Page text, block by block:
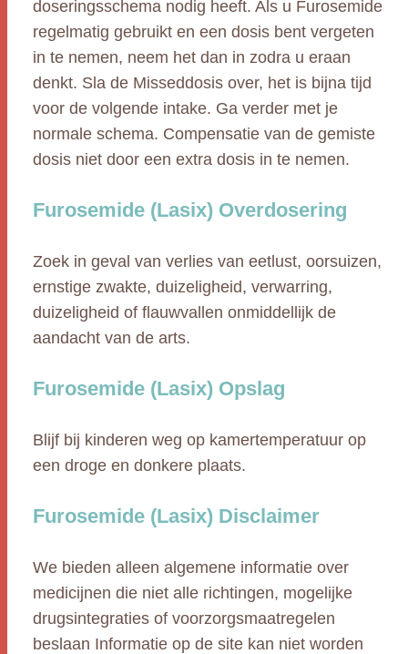
doseringsschema nodig heeft. Als u Furosemide
regelmatig gebruikt en een dosis bent vergeten
in te nemen, neem het dan in zodra u eraan
denkt. Sla de Misseddosis over, het is bijna tijd
voor de volgende intake. Ga verder met je
normale schema. Compensatie van de gemiste
dosis niet door een extra dosis in te nemen.
Furosemide (Lasix) Overdosering
Zoek in geval van verlies van eetlust, oorsuizen,
ernstige zwakte, duizeligheid, verwarring,
duizeligheid of flauwvallen onmiddellijk de
aandacht van de arts.
Furosemide (Lasix) Opslag
Blijf bij kinderen weg op kamertemperatuur op
een droge en donkere plaats.
Furosemide (Lasix) Disclaimer
We bieden alleen algemene informatie over
medicijnen die niet alle richtingen, mogelijke
drugsintegraties of voorzorgsmaatregelen
beslaan Informatie op de site kan niet worden